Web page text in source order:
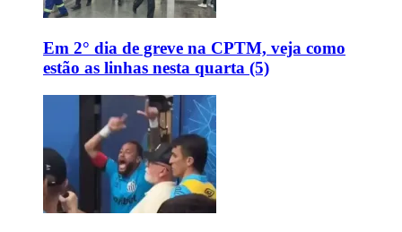
Em 2° dia de greve na CPTM, veja como
estão as linhas nesta quarta (5)